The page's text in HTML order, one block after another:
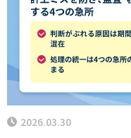
2026.03.30